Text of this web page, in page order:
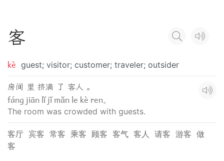
客
kè guest; visitor; customer; traveler; outsider
房间 里 挤满 了 客人 。
fáng jiān lǐ jǐ mǎn le kè ren。
The room was crowded with guests.
客厅 宾客 常客 乘客 顾客 客气 客人 请客 游客 做
客